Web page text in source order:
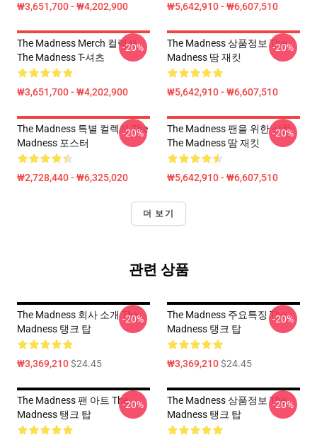
₩3,651,700 - ₩4,202,900 ₩5,642,910 - ₩6,607,510
The Madness Merch 컬렉션
The Madness T-셔츠
₩3,651,700 - ₩4,202,900
-20%
The Madness 상품정보 The
Madness 땀 재킷
₩5,642,910 - ₩6,607,510
-20%
The Madness 특별 컬렉션 The
Madness 포스터
₩2,728,440 - ₩6,325,020
-20%
The Madness 팬을 위한 상품
The Madness 땀 재킷
₩5,642,910 - ₩6,607,510
-20%
더 보기
관련 상품
The Madness 회사 소개 The
Madness 탱크 탑
₩3,369,210$24.45
-20%
The Madness 주요특징 The
Madness 탱크 탑
₩3,369,210$24.45
-20%
The Madness 팬 아트 The
Madness 탱크 탑
-20%
The Madness 상품정보 The
Madness 탱크 탑
-20%